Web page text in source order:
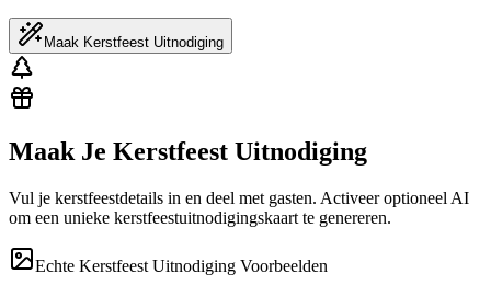
Maak Kerstfeest Uitnodiging
Maak Je Kerstfeest Uitnodiging
Vul je kerstfeestdetails in en deel met gasten. Activeer optioneel AI
om een unieke kerstfeestuitnodigingskaart te genereren.
Echte Kerstfeest Uitnodiging Voorbeelden